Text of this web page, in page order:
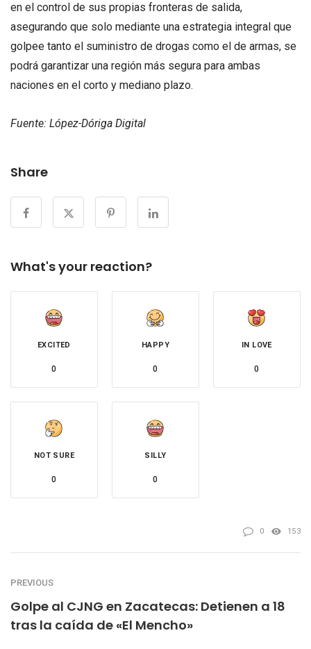
en el control de sus propias fronteras de salida,
asegurando que solo mediante una estrategia integral que
golpee tanto el suministro de drogas como el de armas, se
podrá garantizar una región más segura para ambas
naciones en el corto y mediano plazo.
Fuente: López-Dóriga Digital
Share
What's your reaction?
EXCITED
0
HAPPY
0
IN LOVE
0
NOT SURE
0
SILLY
0
0 153
PREVIOUS
Golpe al CJNG en Zacatecas: Detienen a 18
tras la caída de «El Mencho»